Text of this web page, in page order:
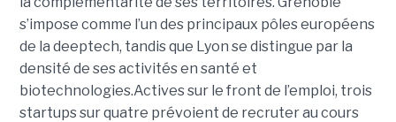
s’impose comme l’un des principaux pôles européens
de la deeptech, tandis que Lyon se distingue par la
densité de ses activités en santé et
biotechnologies.Actives sur le front de l’emploi, trois
startups sur quatre prévoient de recruter au cours